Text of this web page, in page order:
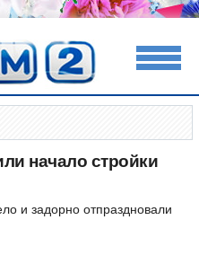
начало стройки
и задорно отпраздновали